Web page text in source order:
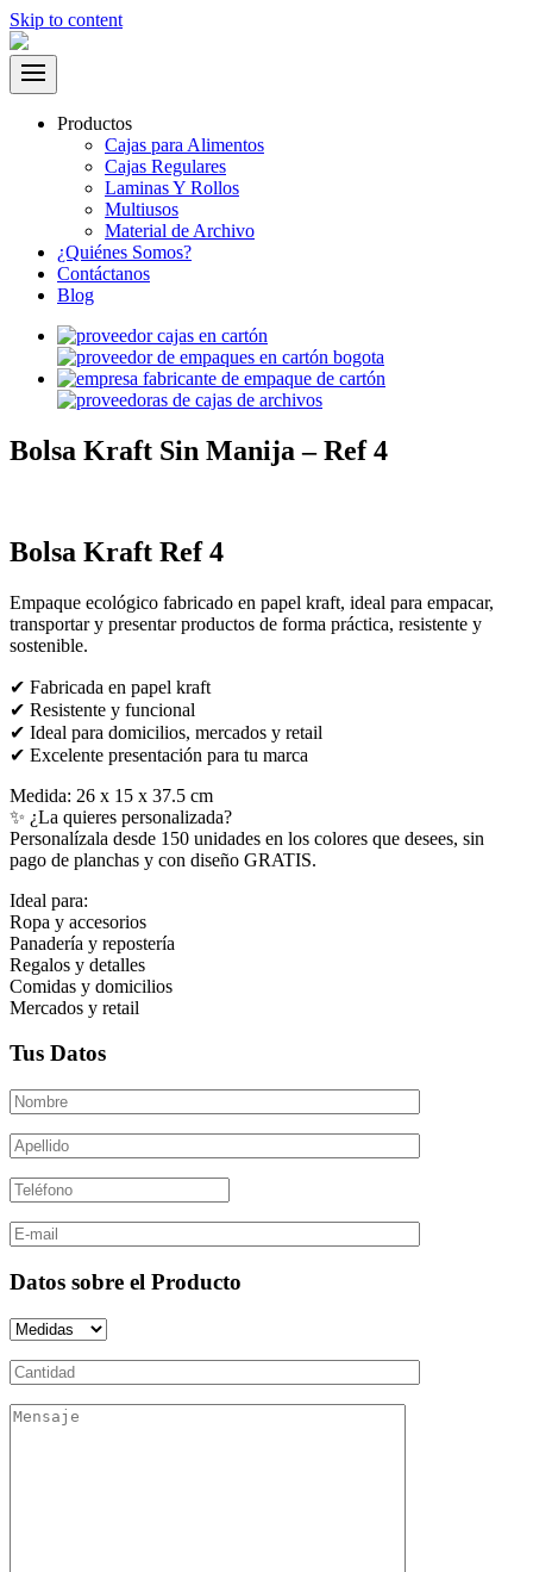
Skip to content
Productos
Cajas para Alimentos
Cajas Regulares
Laminas Y Rollos
Multiusos
Material de Archivo
¿Quiénes Somos?
Contáctanos
Blog
Bolsa Kraft Sin Manija – Ref 4
Bolsa Kraft Ref 4
Empaque ecológico fabricado en papel kraft, ideal para empacar,
transportar y presentar productos de forma práctica, resistente y
sostenible.
✔ Fabricada en papel kraft
✔ Resistente y funcional
✔ Ideal para domicilios, mercados y retail
✔ Excelente presentación para tu marca
Medida: 26 x 15 x 37.5 cm
✨ ¿La quieres personalizada?
Personalízala desde 150 unidades en los colores que desees, sin
pago de planchas y con diseño GRATIS.
Ideal para:
Ropa y accesorios
Panadería y repostería
Regalos y detalles
Comidas y domicilios
Mercados y retail
Tus Datos
Datos sobre el Producto